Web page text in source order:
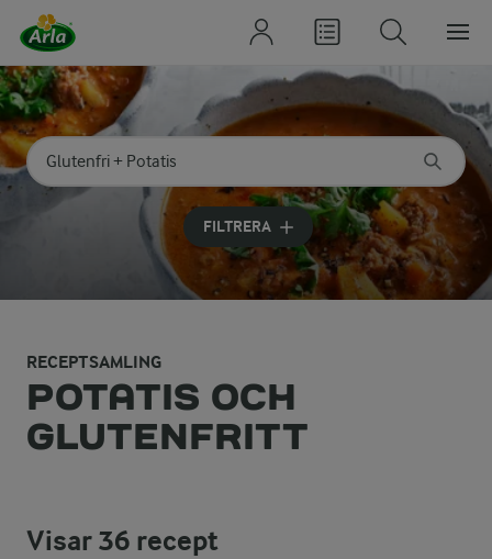
Sök på kategori eller ingrediens
Skriv in sökord för att få förslag
FILTRERA
RECEPTSAMLING
POTATIS OCH
GLUTENFRITT
Visar36 recept